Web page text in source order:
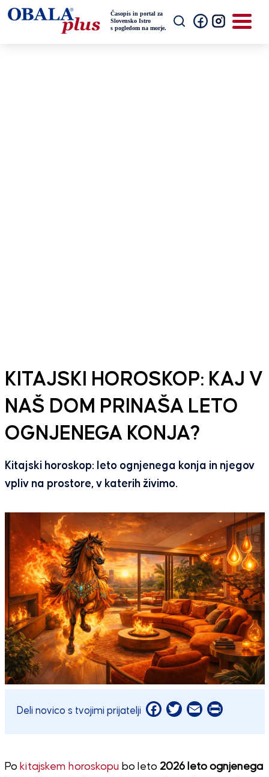
KITAJSKI HOROSKOP: KAJ V
NAŠ DOM PRINAŠA LETO
OGNJENEGA KONJA?
Kitajski horoskop: leto ognjenega konja in njegov
vpliv na prostore, v katerih živimo.
Deli novico s tvojimi prijatelji Facebook
Twitter
EmailPrint
Po kitajskem horoskopu bo leto 2026 leto ognjenega